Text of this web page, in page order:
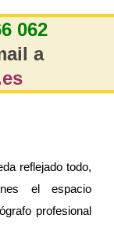
062
a
reflejado todo,
el espacio
profesional